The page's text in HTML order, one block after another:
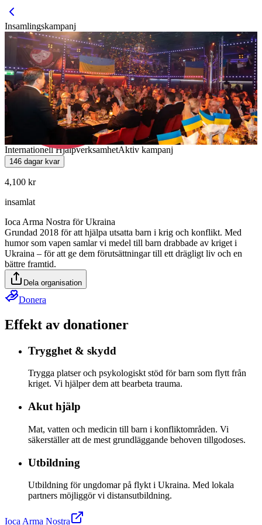
Insamlingskampanj
Internationell HjälpverksamhetAktiv kampanj
146 dagar kvar
4,100 kr
insamlat
Ioca Arma Nostra för Ukraina
Grundad 2018 för att hjälpa utsatta barn i krig och konflikt. Med
humor som vapen samlar vi medel till barn drabbade av kriget i
Ukraina – för att ge dem förutsättningar till ett drägligt liv och en
bättre framtid.
Dela organisation
Donera
Effekt av donationer
Trygghet & skydd
Trygga platser och psykologiskt stöd för barn som flytt från
kriget. Vi hjälper dem att bearbeta trauma.
Akut hjälp
Mat, vatten och medicin till barn i konfliktområden. Vi
säkerställer att de mest grundläggande behoven tillgodoses.
Utbildning
Utbildning för ungdomar på flykt i Ukraina. Med lokala
partners möjliggör vi distansutbildning.
Ioca Arma Nostra